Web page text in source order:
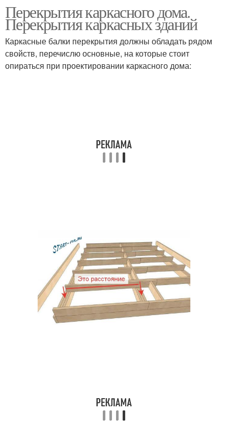
Перекрытия каркасного дома.
Перекрытия каркасных зданий
Каркасные балки перекрытия должны обладать рядом
свойств, перечислю основные, на которые стоит
опираться при проектировании каркасного дома: